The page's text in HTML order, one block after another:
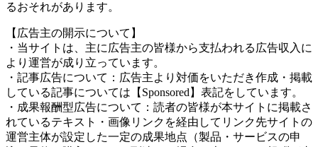
るおそれがあります。
【広告主の開示について】
・当サイトは、主に広告主の皆様から支払われる広告収入に
より運営が成り立っています。
・記事広告について：広告主より対価をいただき作成・掲載
している記事については【Sponsored】表記をしています。
・成果報酬型広告について：読者の皆様が本サイトに掲載さ
れているテキスト・画像リンクを経由してリンク先サイトの
運営主体が設定した一定の成果地点（製品・サービスの申